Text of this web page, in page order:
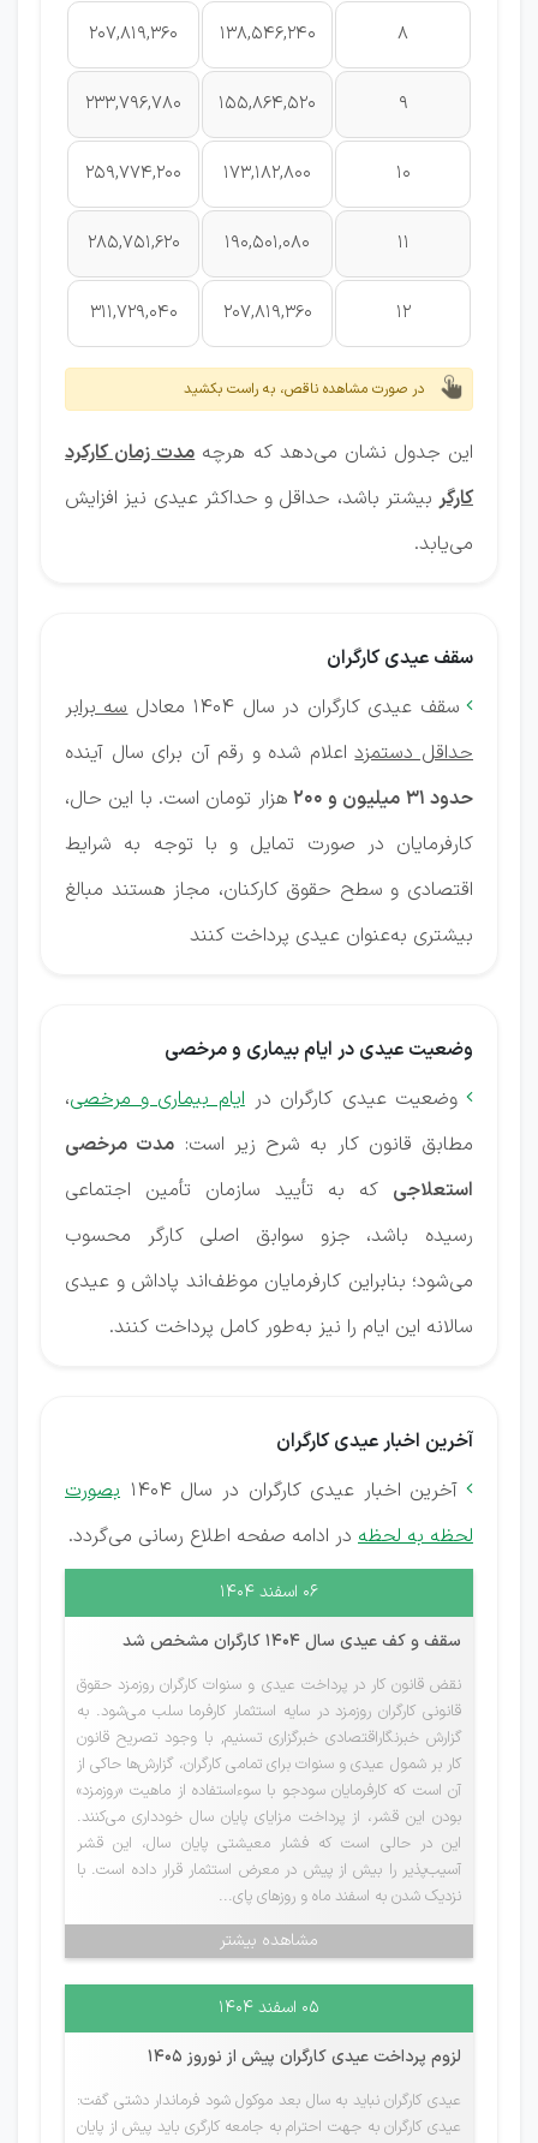
8
138,546,240
207,819,360
9
155,864,520
233,796,780
10
173,182,800
259,774,200
11
190,501,080
285,751,620
12
207,819,360
311,729,040
در صورت مشاهده ناقص، به راست بکشید
این جدول نشان می‌دهد که هرچهمدت زمان کارکرد
کارگر بیشتر باشد، حداقل و حداکثر عیدی نیز افزایش
می‌یابد.
سقف عیدی کارگران
 سقف عیدی کارگران در سال 1404 معادل
سه برابر
حداقل دستمزداعلام شده و رقم آن برای سال آینده
حدود ۳۱ میلیون و 200
هزار تومان است. با این حال،
کارفرمایان در صورت تمایل و با توجه به شرایط
اقتصادی و سطح حقوق کارکنان، مجاز هستند مبالغ
بیشتری به‌عنوان عیدی پرداخت کنند
وضعیت عیدی در ایام بیماری و مرخصی
 وضعیت عیدی کارگران درایام بیماری و مرخصی،
مطابق قانون کار به شرح زیر است: مدت مرخصی
استعلاجی که به تأیید سازمان تأمین اجتماعی
رسیده باشد، جزو سوابق اصلی کارگر محسوب
می‌شود؛ بنابراین کارفرمایان موظف‌اند پاداش و عیدی
سالانه این ایام را نیز به‌طور کامل پرداخت کنند.
آخرین اخبار عیدی کارگران
 آخرین اخبار عیدی کارگران در سال 1404
بصورت
لحظه به لحظه در ادامه صفحه اطلاع رسانی می‌گردد.
۰۶ اسفند ۱۴۰۴
سقف و کف عیدی سال 1404 کارگران مشخص شد
نقض قانون کار در پرداخت عیدی و سنوات کارگران روزمزد حقوق
قانونی کارگران روزمزد در سایه استثمار کارفرما سلب می‌شود. به
گزارش خبرنگاراقتصادی خبرگزاری تسنیم,‌ با وجود تصریح قانون
کار بر شمول عیدی و سنوات برای تمامی کارگران، گزارش‌ها حاکی از
آن است که کارفرمایان سودجو با سوءاستفاده از ماهیت «روزمزد»
بودن این قشر، از پرداخت مزایای پایان سال خودداری می‌کنند.
این در حالی است که فشار معیشتی پایان سال، این قشر
آسیب‌پذیر را بیش از پیش در معرض استثمار قرار داده است. با
نزدیک شدن به اسفند ماه و روزهای پای...
مشاهده بیشتر
۰۵ اسفند ۱۴۰۴
لزوم پرداخت عیدی کارگران پیش از نوروز 1405
عیدی کارگران نباید به سال بعد موکول شود فرماندار دشتی گفت:
عیدی کارگران به جهت احترام به جامعه کارگری باید پیش از پایان